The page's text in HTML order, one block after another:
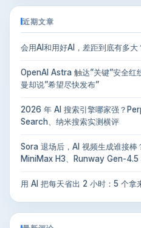
近期文章
会用AI和用好AI，差距到底有多
OpenAI Astra 触达”关键”安全红
曼却说”希望尽快发布”
2026 年 AI 搜索引擎哪家强？
Search、纳米搜索实测横评
Sora 退场后，AI 视频生成谁接
MiniMax H3、Runway Gen-4.5
用 AI 把每天省出 2 小时：5 个拿